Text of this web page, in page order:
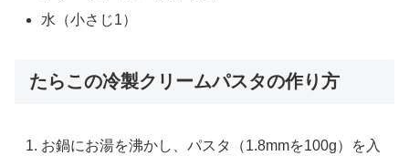
水（小さじ1）
たらこの冷製クリームパスタの作り方
お鍋にお湯を沸かし、パスタ（1.8mmを100g）を入